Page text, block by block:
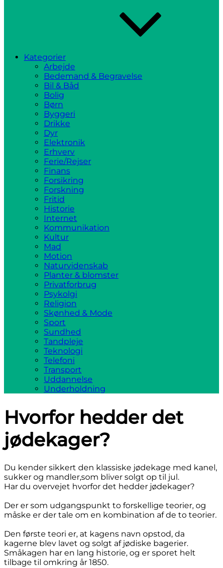
Kategorier
Arbejde
Bedemand & Begravelse
Bil & Båd
Bolig
Børn
Byggeri
Drikke
Dyr
Elektronik
Erhverv
Ferie/Rejser
Finans
Forsikring
Forskning
Fritid
Historie
Internet
Kommunikation
Kultur
Mad
Motion
Naturvidenskab
Planter & blomster
Privatforbrug
Psykolgi
Religion
Skønhed & Mode
Sport
Sundhed
Tandpleje
Teknologi
Telefoni
Transport
Uddannelse
Underholdning
Hvorfor hedder det
jødekager?
Du kender sikkert den klassiske jødekage med kanel,
sukker og mandler,som bliver solgt op til jul.
Har du overvejet hvorfor det hedder jødekager?
Der er som udgangspunkt to forskellige teorier, og
måske er der tale om en kombination af de to teorier.
Den første teori er, at kagens navn opstod, da
kagerne blev lavet og solgt af jødiske bagerier.
Småkagen har en lang historie, og er sporet helt
tilbage til omkring år 1850.